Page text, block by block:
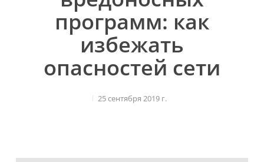
программ: как
избежать
опасностей сети
25 сентября 2019 г.